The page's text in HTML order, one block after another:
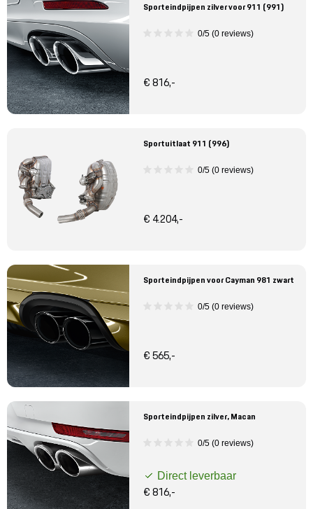
Sporteindpijpen zilver voor 911 (991)
0/5 (0 reviews)
€ 816,-
Sportuitlaat 911 (996)
0/5 (0 reviews)
€ 4.204,-
Sporteindpijpen voor Cayman 981 zwart
0/5 (0 reviews)
€ 565,-
Sporteindpijpen zilver, Macan
0/5 (0 reviews)
Direct leverbaar
€ 816,-